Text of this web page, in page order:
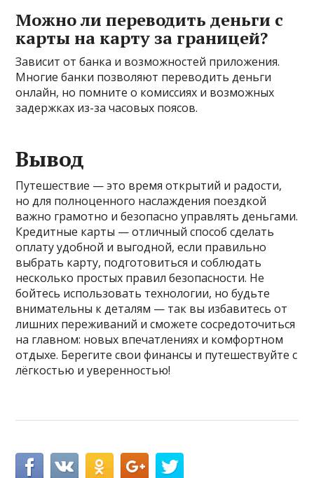
Можно ли переводить деньги с
карты на карту за границей?
Зависит от банка и возможностей приложения.
Многие банки позволяют переводить деньги
онлайн, но помните о комиссиях и возможных
задержках из-за часовых поясов.
Вывод
Путешествие — это время открытий и радости,
но для полноценного наслаждения поездкой
важно грамотно и безопасно управлять деньгами.
Кредитные карты — отличный способ сделать
оплату удобной и выгодной, если правильно
выбрать карту, подготовиться и соблюдать
несколько простых правил безопасности. Не
бойтесь использовать технологии, но будьте
внимательны к деталям — так вы избавитесь от
лишних переживаний и сможете сосредоточиться
на главном: новых впечатлениях и комфортном
отдыхе. Берегите свои финансы и путешествуйте с
лёгкостью и уверенностью!